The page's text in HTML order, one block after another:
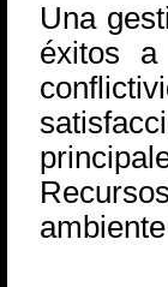
Una
éxitos